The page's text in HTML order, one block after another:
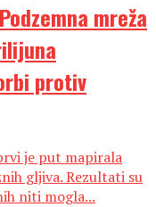
mreža
protiv
je put mapirala
gljiva. Rezultati su
niti mogla...